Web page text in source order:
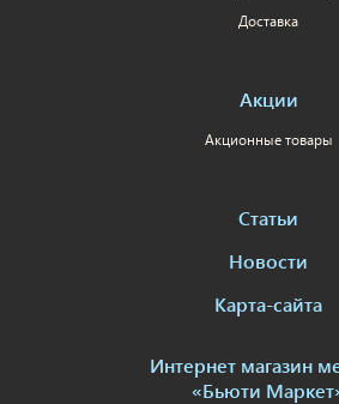
Доставка
Акции
Акционные товары
Статьи
Новости
Карта-сайта
Интернет магазин
«Бьюти